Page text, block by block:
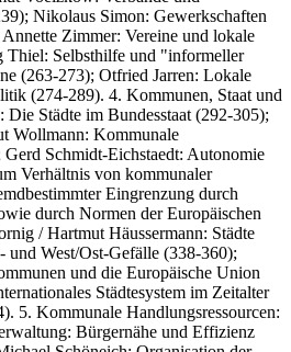
Nikolaus Simon: Gewerkschaften
Zimmer: Vereine und lokale
Thiel: Selbsthilfe und "informeller
(263-273); Otfried Jarren: Lokale
(274-289). 4. Kommunen, Staat und
Städte im Bundesstaat (292-305);
Wollmann: Kommunale
Schmidt-Eichstaedt: Autonomie
Verhältnis von kommunaler
Eingrenzung durch
durch Normen der Europäischen
/ Hartmut Häussermann: Städte
und West/Ost-Gefälle (338-360);
und die Europäische Union
Städtesystem im Zeitalter
5. Kommunale Handlungsressourcen:
Bürgernähe und Effizienz